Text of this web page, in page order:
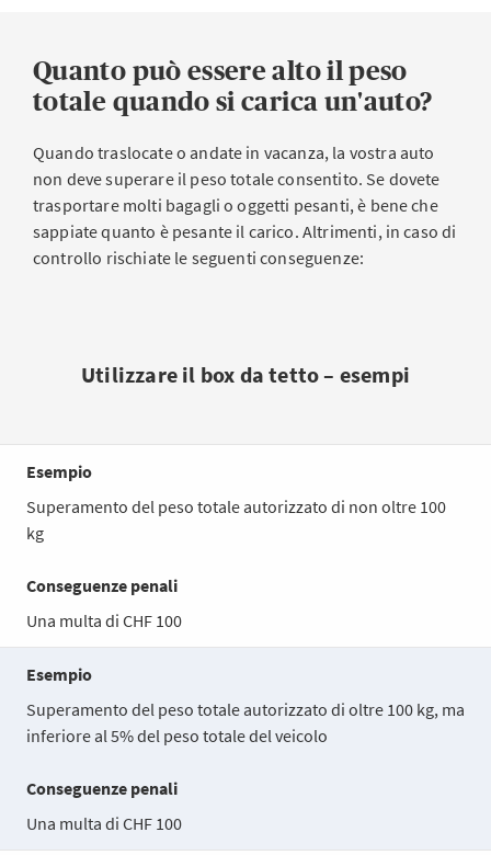
Quanto può essere alto il peso
totale quando si carica un'auto?
Quando traslocate o andate in vacanza, la vostra auto
non deve superare il peso totale consentito. Se dovete
trasportare molti bagagli o oggetti pesanti, è bene che
sappiate quanto è pesante il carico. Altrimenti, in caso di
controllo rischiate le seguenti conseguenze:
Utilizzare il box da tetto – esempi
Esempio
Superamento del peso totale autorizzato di non oltre 100
kg
Conseguenze penali
Una multa di CHF 100
Esempio
Superamento del peso totale autorizzato di oltre 100 kg, ma
inferiore al 5% del peso totale del veicolo
Conseguenze penali
Una multa di CHF 100